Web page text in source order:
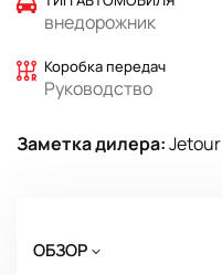
внедорожник
Коробка передач
Руководство
Заметка дилера:Jetour
ОБЗОР